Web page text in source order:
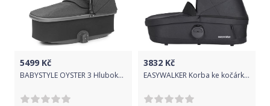
5499 Kč
BABYSTYLE OYSTER 3 Hluboká korba s pláštěnkou Pepper/City Grey rám 2019
3832 Kč
EASYWALKER Korba ke kočárku Harvey3 Premium Jet Black All Black